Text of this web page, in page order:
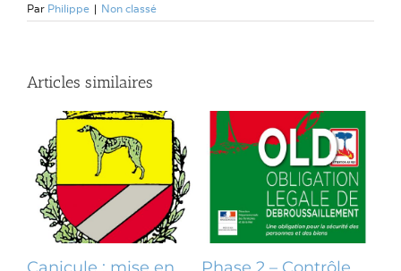
Par Philippe | Non classé
Articles similaires